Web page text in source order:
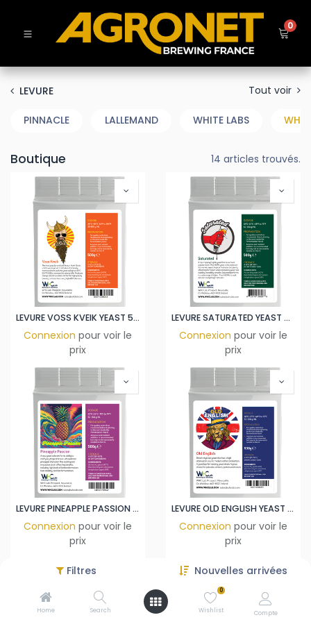
Filtres Nouvelles arrivées
Home Search
0
Wishlist Compte
0
LEVURE Tout voir
PINNACLE LALLEMAND WHITE LABS WHC
Boutique 14 articles trouvés.
LEVURE VOSS KVEIK YEAST 500GR
Connexion pour voir le
prix
LEVURE SATURATED YEAST 500GR
Connexion pour voir le
prix
LEVURE PINEAPPLE PASSION YEAST 500GR
Connexion pour voir le
prix
LEVURE OLD ENGLISH YEAST 500GR
Connexion pour voir le
prix